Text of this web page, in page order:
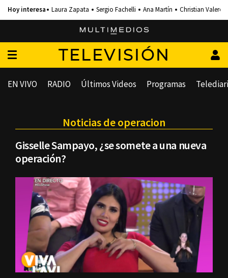
Laura Zapata Sergio Fachelli Ana Martín Christian Valero
TELEVISIÓN
EN VIVO RADIO Últimos Videos Programas
Noticias de operacion
Gisselle Sampayo, ¿se somete a una nueva
operación?